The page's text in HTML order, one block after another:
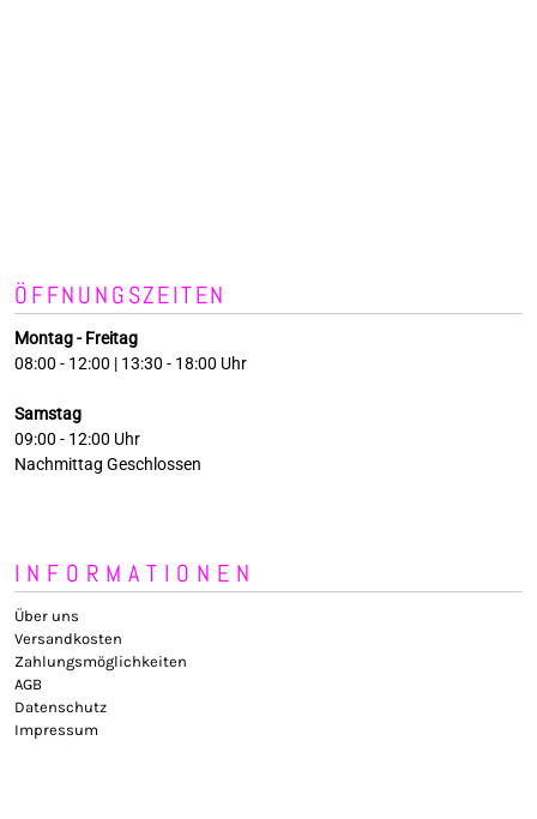
ÖFFNUNGSZEITEN
Montag - Freitag
08:00 - 12:00 | 13:30 - 18:00 Uhr
Samstag
09:00 - 12:00 Uhr
Nachmittag Geschlossen
INFORMATIONEN
Über uns
Versandkosten
Zahlungsmöglichkeiten
AGB
Datenschutz
Impressum